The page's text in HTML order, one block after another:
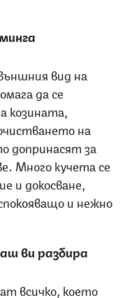
вид на
да се
козината,
на
допринасят за
Много кучета се
и докосване,
и нежно
ви разбира
всичко, което